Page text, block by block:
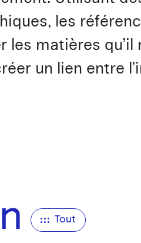
les
matières qu’il
un lien entre
Tout